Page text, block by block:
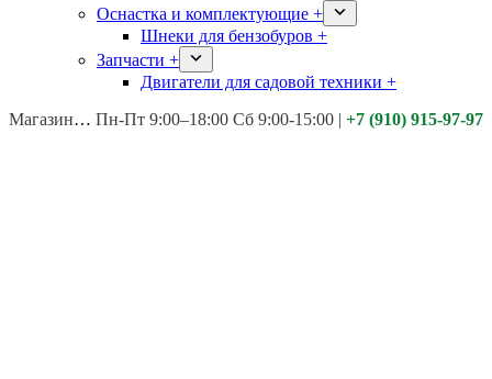
Оснастка и комплектующие +
Шнеки для бензобуров +
Запчасти +
Двигатели для садовой техники +
Магазины: Калуга ул. Московская д.113
Пн-Пт 9:00–18:00 Сб 9:00-15:00 | +7 (910) 915-97-97